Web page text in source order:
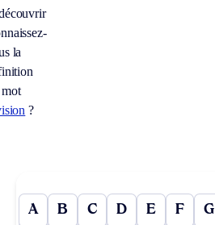
la
?
A B C D E F G